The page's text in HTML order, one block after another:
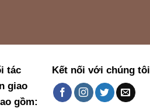
tác
giao
gồm:
Kết nối với chúng tôi